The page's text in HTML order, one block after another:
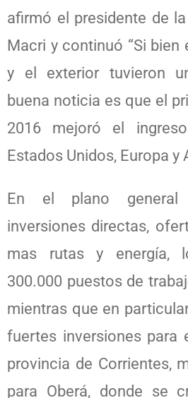
afirmó el presidente de
Macri y continuó “Si bien
y el exterior tuvieron
buena noticia es que el
2016 mejoró el
Estados Unidos, Europa y
En el plano general
inversiones directas,
mas rutas y energía,
300.000 puestos de
mientras que en
fuertes inversiones para
provincia de Corrientes,
para Oberá, donde se